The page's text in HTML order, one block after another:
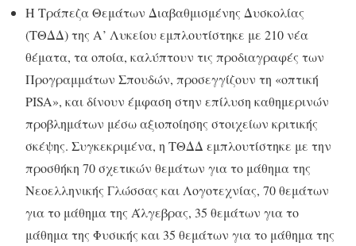
Η Τράπεζα Θεμάτων Διαβαθμισμένης Δυσκολίας
(ΤΘΔΔ) της Α’ Λυκείου εμπλουτίστηκε με 210 νέα
θέματα, τα οποία, καλύπτουν τις προδιαγραφές των
Προγραμμάτων Σπουδών, προσεγγίζουν τη «οπτική
PISA», και δίνουν έμφαση στην επίλυση καθημερινών
προβλημάτων μέσω αξιοποίησης στοιχείων κριτικής
σκέψης. Συγκεκριμένα, η ΤΘΔΔ εμπλουτίστηκε με την
προσθήκη 70 σχετικών θεμάτων για το μάθημα της
Νεοελληνικής Γλώσσας και Λογοτεχνίας, 70 θεμάτων
για το μάθημα της Άλγεβρας, 35 θεμάτων για το
μάθημα της Φυσικής και 35 θεμάτων για το μάθημα της